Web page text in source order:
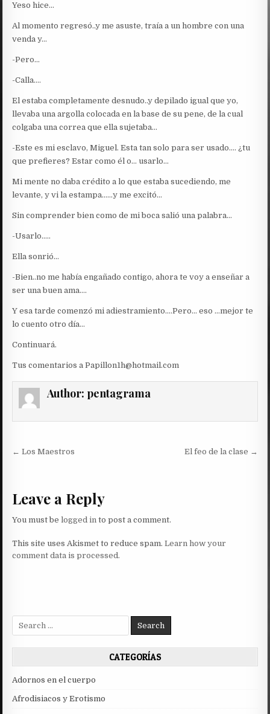
Yeso hice…
Al momento regresó..y me asuste, traía a un hombre con una
venda y…
-Pero…
-Calla….
El estaba completamente desnudo..y depilado igual que yo,
llevaba una argolla colocada en la base de su pene, de la cual
colgaba una correa que ella sujetaba…
-Este es mi esclavo, Miguel. Esta tan solo para ser usado…. ¿tu
que prefieres? Estar como él o… usarlo…
Mi mente no daba crédito a lo que estaba sucediendo, me
levante, y vi la estampa……y me excitó…
Sin comprender bien como de mi boca salió una palabra…
-Usarlo…..
Ella sonrió…
-Bien..no me había engañado contigo, ahora te voy a enseñar a
ser una buen ama….
Y esa tarde comenzó mi adiestramiento….Pero… eso …mejor te
lo cuento otro día…
Continuará.
Tus comentarios a Papillon1h@hotmail.com
Author: pentagrama
Post
← Los Maestros El feo de la clase →
Leave a Reply
You must belogged in to post a comment.
This site uses Akismet to reduce spam.Learn how your
comment data is processed.
Search
for:
CATEGORÍAS
Adornos en el cuerpo
Afrodisiacos y Erotismo